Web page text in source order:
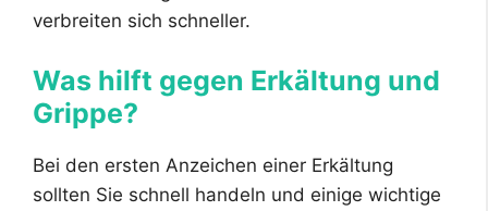
verbreiten sich schneller.
Was hilft gegen Erkältung und
Grippe?
Bei den ersten Anzeichen einer Erkältung
sollten Sie schnell handeln und einige wichtige